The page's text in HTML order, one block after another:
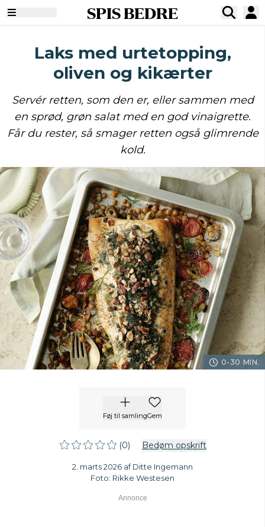
SPIS BEDRE
Laks med urtetopping,
oliven og kikærter
Servér retten, som den er, eller sammen med
en sprød, grøn salat med en god vinaigrette.
Får du rester, så smager retten også glimrende
kold.
0-30 MIN.
Føj til samlingGem
(0) Bedøm opskrift
2. marts 2026 af Ditte Ingemann
Foto: Rikke Westesen